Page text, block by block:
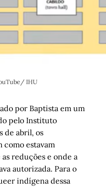
IHU
por Baptista em um
pelo Instituto
de abril, os
como estavam
reduções e onde a
autorizada. Para o
indígena dessa